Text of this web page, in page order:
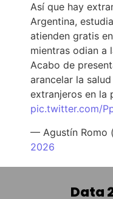
Así que hay
Argentina,
atienden gratis
mientras odian a
Acabo de
arancelar la
extranjeros en la
pic.twitter.com/
— Agustín Romo
2026
Data